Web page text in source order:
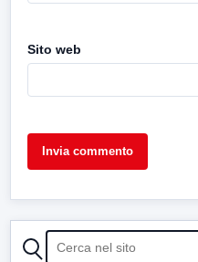
Sito web
CERCA